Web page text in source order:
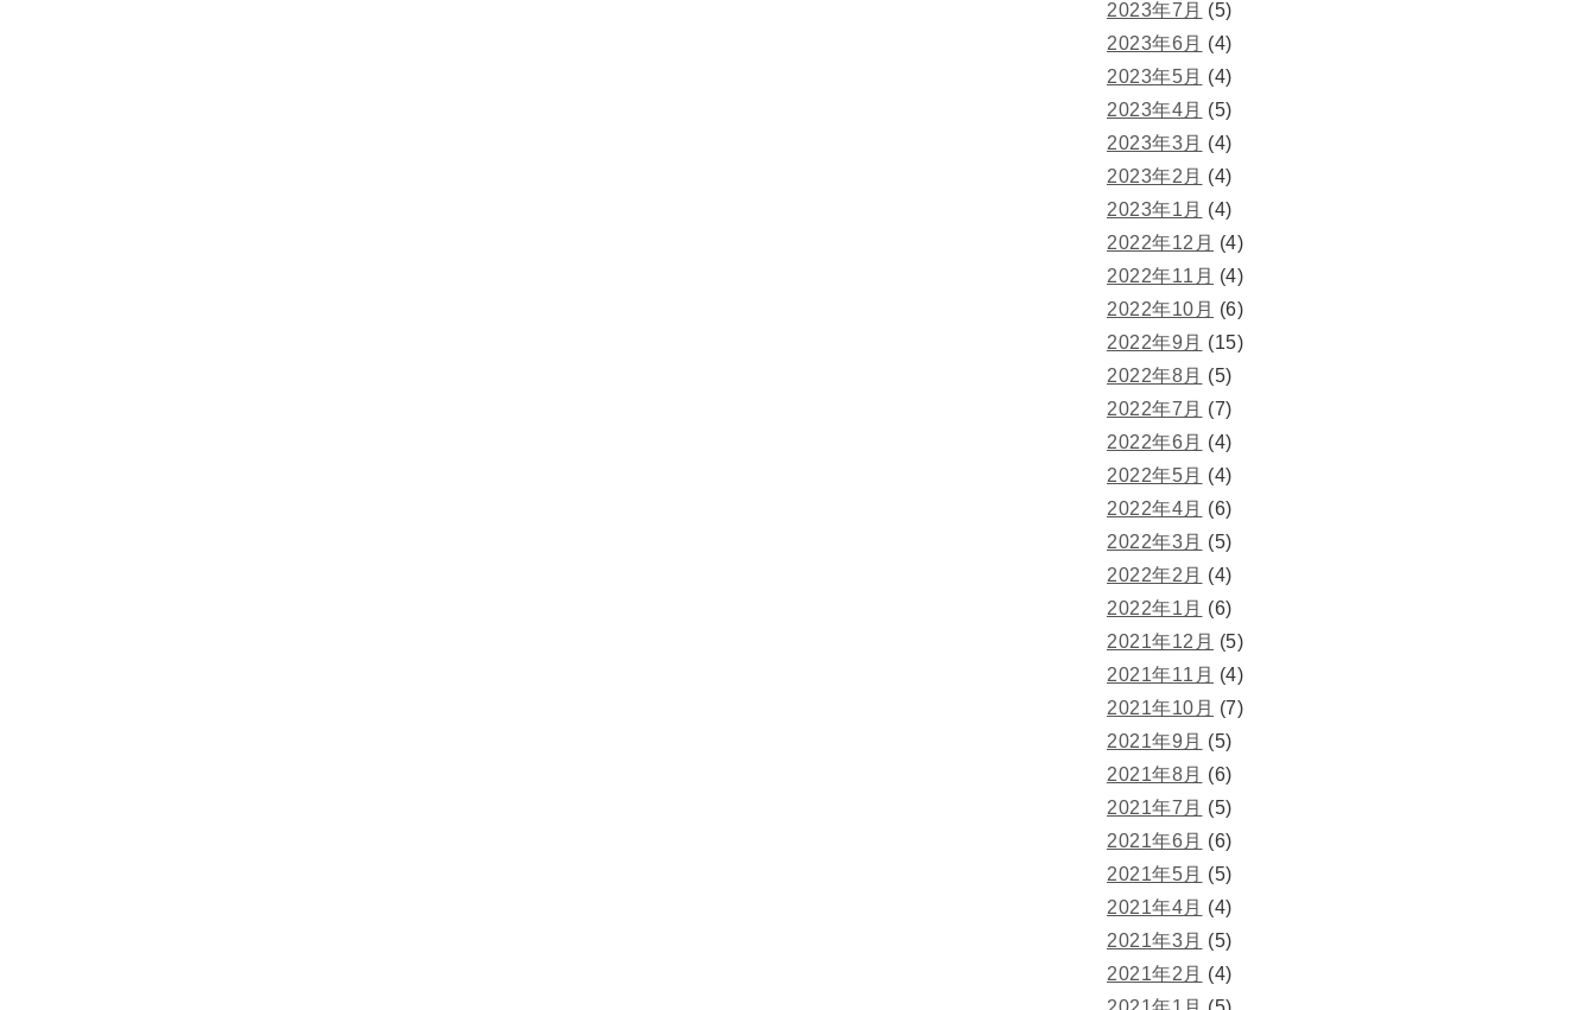
2023年7月 (5)
2023年6月 (4)
2023年5月 (4)
2023年4月 (5)
2023年3月 (4)
2023年2月 (4)
2023年1月 (4)
2022年12月 (4)
2022年11月 (4)
2022年10月 (6)
2022年9月 (15)
2022年8月 (5)
2022年7月 (7)
2022年6月 (4)
2022年5月 (4)
2022年4月 (6)
2022年3月 (5)
2022年2月 (4)
2022年1月 (6)
2021年12月 (5)
2021年11月 (4)
2021年10月 (7)
2021年9月 (5)
2021年8月 (6)
2021年7月 (5)
2021年6月 (6)
2021年5月 (5)
2021年4月 (4)
2021年3月 (5)
2021年2月 (4)